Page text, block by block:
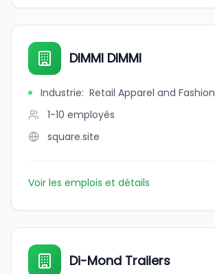
DIMMI DIMMI
Industrie: Retail Apparel and Fashion
1-10 employés
square.site
Voir les emplois et détails
Di-Mond Trailers